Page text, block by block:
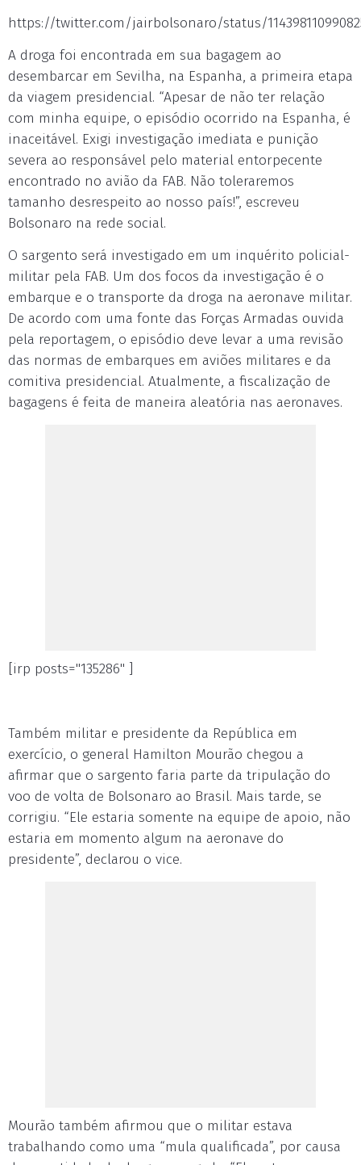
https://twitter.com/jairbolsonaro/status/
A droga foi encontrada em sua bagagem ao
desembarcar em Sevilha, na Espanha, a primeira etapa
da viagem presidencial. “Apesar de não ter relação
com minha equipe, o episódio ocorrido na Espanha, é
inaceitável. Exigi investigação imediata e punição
severa ao responsável pelo material entorpecente
encontrado no avião da FAB. Não toleraremos
tamanho desrespeito ao nosso país!”, escreveu
Bolsonaro na rede social.
O sargento será investigado em um inquérito policial-
militar pela FAB. Um dos focos da investigação é o
embarque e o transporte da droga na aeronave militar.
De acordo com uma fonte das Forças Armadas ouvida
pela reportagem, o episódio deve levar a uma revisão
das normas de embarques em aviões militares e da
comitiva presidencial. Atualmente, a fiscalização de
bagagens é feita de maneira aleatória nas aeronaves.
[irp posts="135286" ]
Também militar e presidente da República em
exercício, o general Hamilton Mourão chegou a
afirmar que o sargento faria parte da tripulação do
voo de volta de Bolsonaro ao Brasil. Mais tarde, se
corrigiu. “Ele estaria somente na equipe de apoio, não
estaria em momento algum na aeronave do
presidente”, declarou o vice.
Mourão também afirmou que o militar estava
trabalhando como uma “mula qualificada”, por causa